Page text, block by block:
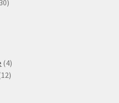
30
44
produkty
1212